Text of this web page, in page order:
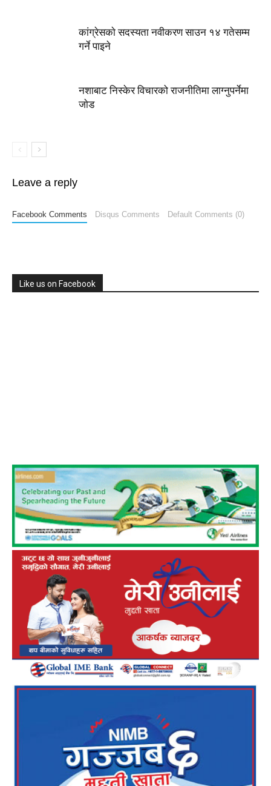
कांग्रेसकाे सदस्यता नवीकरण साउन १४ गतेसम्म
गर्ने पाइने
नशाबाट निस्केर विचारको राजनीतिमा लाग्नुपर्नेमा
जाेड
Leave a reply
Facebook Comments Disqus Comments Default Comments (0)
Like us on Facebook